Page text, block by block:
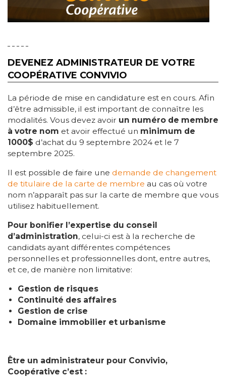
DEVENEZ ADMINISTRATEUR DE VOTRE
COOPÉRATIVE CONVIVIO
La période de mise en candidature est en cours. Afin
d’être admissible, il est important de connaître les
modalités. Vous devez avoir un numéro de membre
à votre nom et avoir effectué un minimum de
1000$ d’achat du 9 septembre 2024 et le 7
septembre 2025.
Il est possible de faire une demande de changement
de titulaire de la carte de membre au cas où votre
nom n’apparaît pas sur la carte de membre que vous
utilisez habituellement.
Pour bonifier l’expertise du conseil
d’administration, celui-ci est à la recherche de
candidats ayant différentes compétences
personnelles et professionnelles dont, entre autres,
et ce, de manière non limitative:
Gestion de risques
Continuité des affaires
Gestion de crise
Domaine immobilier et urbanisme
Être un administrateur pour Convivio,
Coopérative c’est :